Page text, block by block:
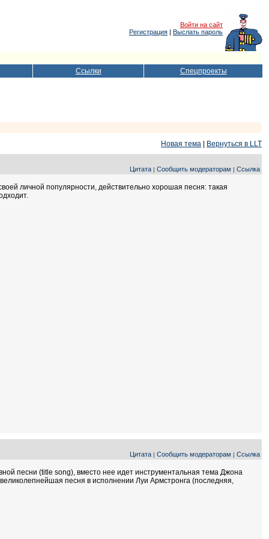
Войти на сайт
Регистрация | Выслать пароль
Ссылки Спецпроекты
Новая тема
Вернуться в LLT
Цитата | Сообщить модераторам | Ссылка
личной популярности, действительно хорошая песня: такая
Цитата | Сообщить модераторам | Ссылка
песни (title song), вместо нее идет инструментальная тема Джона
песня в исполнении Луи Армстронга (последняя,